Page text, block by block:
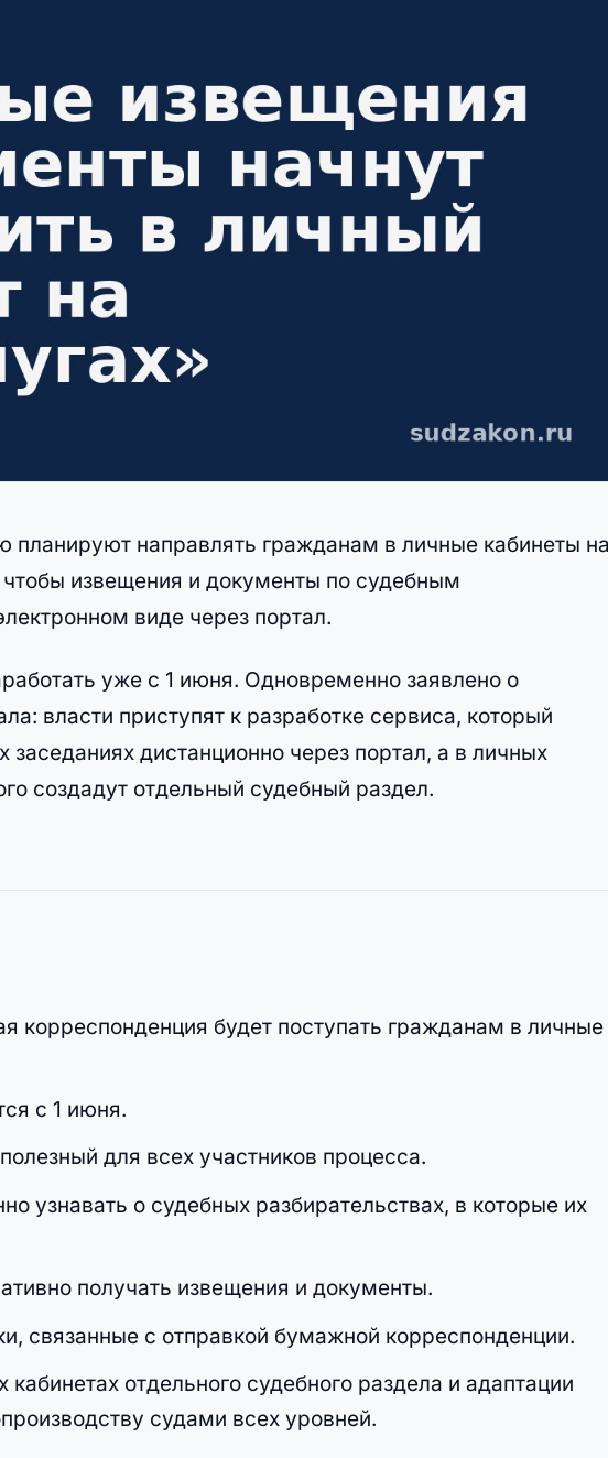
планируют направлять гражданам в личные кабинеты
извещения и документы по судебным
виде через портал.
уже с 1 июня. Одновременно заявлено о
власти приступят к разработке сервиса, который
заседаниях дистанционно через портал, а в личных
создадут отдельный судебный раздел.
корреспонденция будет поступать гражданам в личные
с 1 июня.
для всех участников процесса.
узнавать о судебных разбирательствах, в которые их
получать извещения и документы.
связанные с отправкой бумажной корреспонденции.
отдельного судебного раздела и адаптации
судами всех уровней.